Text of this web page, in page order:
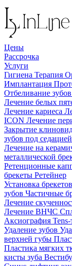
Цены
Рассрочка
Услуги
Гигиена Терапия
Имплантация
Отбеливание зубов
Лечение белых
Лечение кариеса
ICON Лечение
Закрытие
зубов под седацией
Лечение на
металлической
Ретенционные
брекеты Ретейнер
Установка брекетов
зубов Частичные
Лечение
Лечение ВНЧС
Аксиография
Удаление зубов
верхней губы
Пластика мягких
кисты зуба